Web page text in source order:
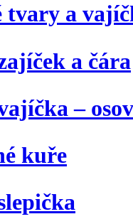
tvary a
a čára
–
kuře